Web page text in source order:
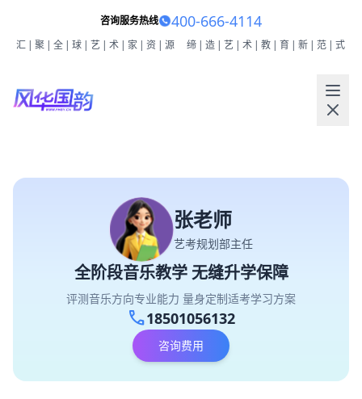
咨询服务热线 400-666-4114
汇|聚|全|球|艺|术|家|资|源 缔|造|艺|术|教|育|新|范|式
张老师
艺考规划部主任
全阶段音乐教学 无缝升学保障
评测音乐方向专业能力 量身定制适考学习方案
call18501056132
咨询费用